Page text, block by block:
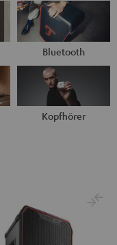
Bluetooth
Kopfhörer